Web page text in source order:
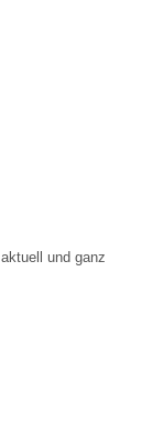
und ganz